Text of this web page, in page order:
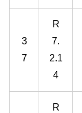
3
7
R
7.
2.1
4
R